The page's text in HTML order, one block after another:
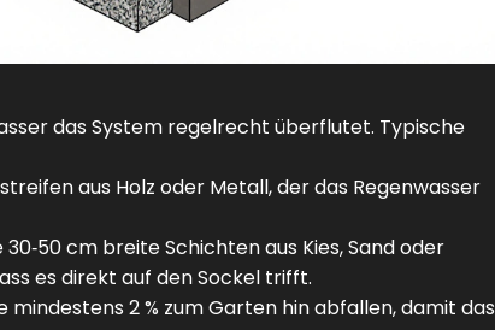
das System regelrecht überflutet. Typische
aus Holz oder Metall, der das Regenwasser
cm breite Schichten aus Kies, Sand oder
es direkt auf den Sockel trifft.
2 % zum Garten hin abfallen, damit das